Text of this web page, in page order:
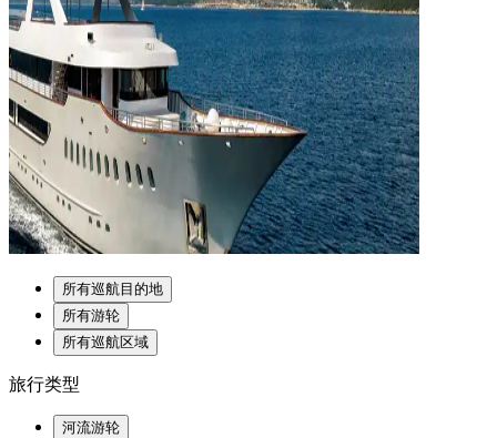
所有巡航目的地
所有游轮
所有巡航区域
旅行类型
河流游轮